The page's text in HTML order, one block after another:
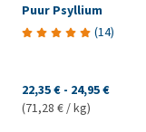
Puur Psyllium
(14)
22,35 € - 24,95 €
(71,28 € / kg)